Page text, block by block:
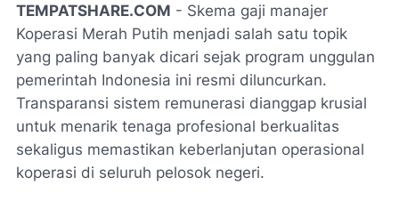
TEMPATSHARE.COM - Skema gaji manajer
Koperasi Merah Putih menjadi salah satu topik
yang paling banyak dicari sejak program unggulan
pemerintah Indonesia ini resmi diluncurkan.
Transparansi sistem remunerasi dianggap krusial
untuk menarik tenaga profesional berkualitas
sekaligus memastikan keberlanjutan operasional
koperasi di seluruh pelosok negeri.